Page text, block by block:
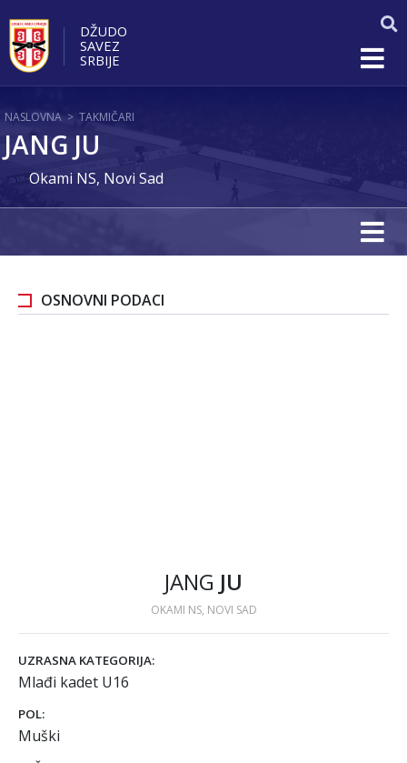
DŽUDO
SAVEZ
SRBIJE
NASLOVNA > TAKMIČARI
JANG JU
Okami NS, Novi Sad
OSNOVNI PODACI
JANG JU
OKAMI NS, NOVI SAD
UZRASNA KATEGORIJA:
Mlađi kadet U16
POL:
Muški